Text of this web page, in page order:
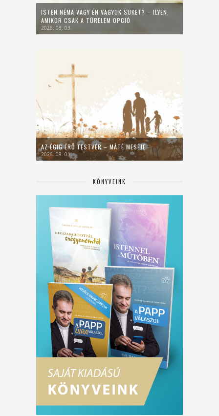
ISTEN NÉMA VAGY ÉN VAGYOK SÜKET? – ILYEN,
AMIKOR CSAK A TÜRELEM OPCIÓ
2026. 08. 03.
AZ ÉGIG ÉRŐ TESTVÉR – MÁTÉ MESÉJE
2026. 08. 01.
KÖNYVEINK